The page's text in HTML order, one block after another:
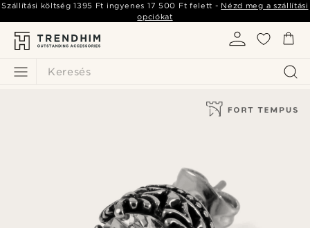
Keresés
Szállítási költség1395 Ft ingyenes 17 500 Ft felett - Nézd meg a szállítási
opciókat